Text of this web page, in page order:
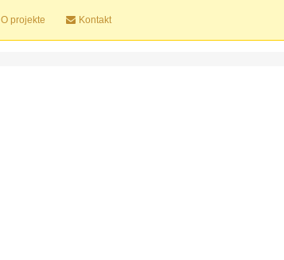
O projekte Kontakt